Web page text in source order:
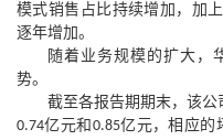
模式销售占比持续增加，加
逐年增加。
随着业务规模的扩大，
势。
截至各报告期期末，该
0.74亿元和 0.85亿元，相应的